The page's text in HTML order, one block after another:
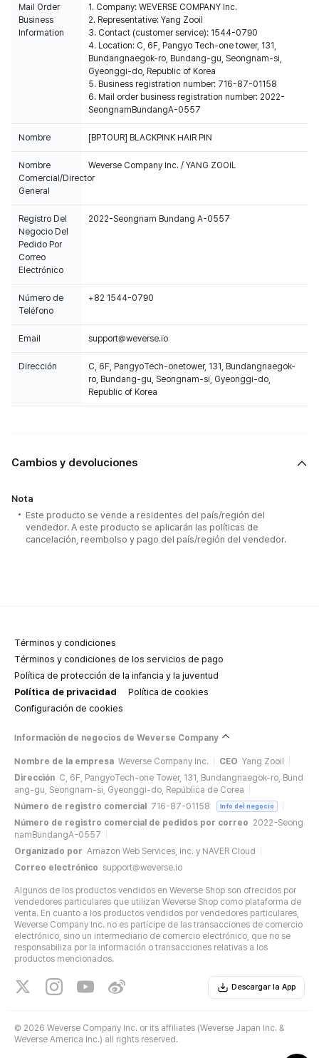
Mail Order
Business
Information
1. Company: WEVERSE COMPANY Inc.
2. Representative: Yang Zooil
3. Contact (customer service): 1544-0790
4. Location: C, 6F, Pangyo Tech-one tower, 131,
Bundangnaegok-ro, Bundang-gu, Seongnam-si,
Gyeonggi-do, Republic of Korea
5. Business registration number: 716-87-01158
6. Mail order business registration number: 2022-
SeongnamBundangA-0557
Nombre [BPTOUR] BLACKPINK HAIR PIN
Nombre
Comercial/Director
General
Weverse Company Inc. / YANG ZOOIL
Registro Del
Negocio Del
Pedido Por
Correo
Electrónico
2022-Seongnam Bundang A-0557
Número de
Teléfono
+82 1544-0790
Email support@weverse.io
Dirección
C, 6F, PangyoTech-onetower, 131, Bundangnaegok-
ro, Bundang-gu, Seongnam-si, Gyeonggi-do,
Republic of Korea
Cambios y devoluciones
Nota
Este producto se vende a residentes del país/región del
vendedor. A este producto se aplicarán las políticas de
cancelación, reembolso y pago del país/región del vendedor.
Términos y condiciones
Términos y condiciones de los servicios de pago
Política de protección de la infancia y la juventud
Política de privacidad
Política de cookies
Configuración de cookies
Información de negocios de Weverse Company
Nombre de la empresa Weverse Company Inc. CEO Yang Zooil
Dirección C, 6F, PangyoTech-one Tower, 131, Bundangnaegok-ro, Bund
ang-gu, Seongnam-si, Gyeonggi-do, República de Corea
Número de registro comercial
716-87-01158 Info del negocio
Número de registro comercial de pedidos por correo 2022-Seong
namBundangA-0557
Organizado por Amazon Web Services, Inc. y NAVER Cloud
Correo electrónico support@weverse.io
Algunos de los productos vendidos en Weverse Shop son ofrecidos por
vendedores particulares que utilizan Weverse Shop como plataforma de
venta. En cuanto a los productos vendidos por vendedores particulares,
Weverse Company Inc. no es partícipe de las transacciones de comercio
electrónico, sino un intermediario de comercio electrónico, que no se
responsabiliza por la información o transacciones relativas a los
productos mencionados.
Descargar la App
© 2026 Weverse Company Inc. or its affiliates (Weverse Japan Inc. &
Weverse America Inc.) all rights reserved.